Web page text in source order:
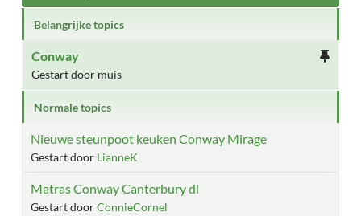
Belangrijke topics
Conway
Gestart door muis
Normale topics
Nieuwe steunpoot keuken Conway Mirage
Gestart door LianneK
Matras Conway Canterbury dl
Gestart doorConnieCornel